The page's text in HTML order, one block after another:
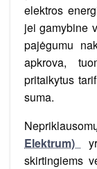
elektros
jei gamybine
pajėgumu
apkrova,
pritaikytus
suma.
Elektrum)
skirtingiems